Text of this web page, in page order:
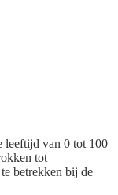
leeftijd van 0 tot 100
tot
betrekken bij de